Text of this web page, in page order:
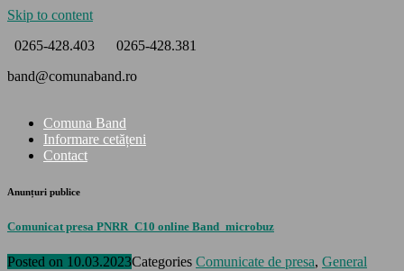
Skip to content
0265-428.403
0265-428.381
band@comunaband.ro
Comuna Band
Informare cetățeni
Contact
Anunțuri publice
Comunicat presa PNRR_C10 online Band_microbuz
Posted on 10.03.2023Categories Comunicate de presa, General